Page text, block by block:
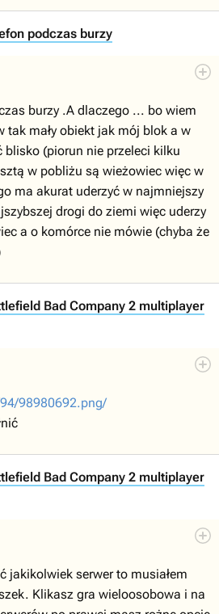
podczas burzy
burzy .A dlaczego ... bo wiem
tak mały obiekt jak mój blok a w
(piorun nie przeleci kilku
w pobliżu są wieżowiec więc w
ma akurat uderzyć w najmniejszy
drogi do ziemi więc uderzy
a o komórce nie mówie (chyba że
Bad Company 2 multiplayer
98980692.png/
Bad Company 2 multiplayer
jakikolwiek serwer to musiałem
Klikasz gra wieloosobowa i na